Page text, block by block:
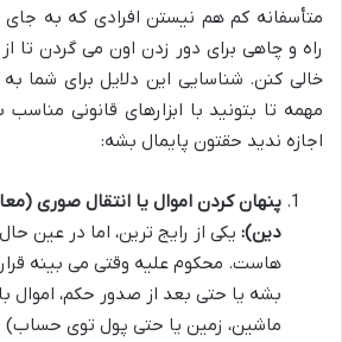
متأسفانه کم هم نیستن افرادی که به جای
راه و چاهی برای دور زدن اون می گردن تا
خالی کنن. شناسایی این دلایل برای شما
مهمه تا بتونید با ابزارهای قانونی
اجازه ندید حقتون پایمال بشه:
پنهان کردن اموال یا انتقال صوری
دین): یکی از رایج ترین، اما در عین
هاست. محکوم علیه وقتی می بینه
بشه یا حتی بعد از صدور حکم، اموال
ماشین، زمین یا حتی پول توی حساب)